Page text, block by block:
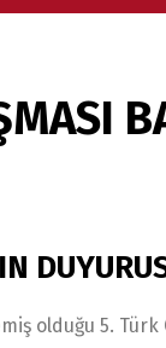
olduğu 5. Türk